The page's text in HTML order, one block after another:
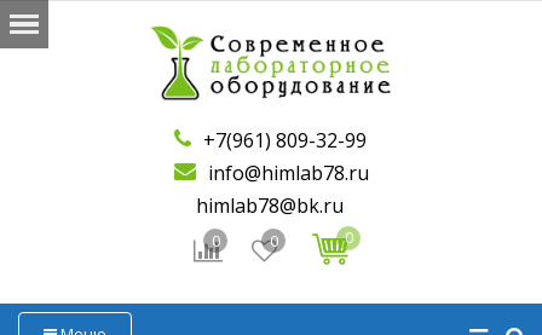
+7(961) 809-32-99
info@himlab78.ru
himlab78@bk.ru
0 0 0